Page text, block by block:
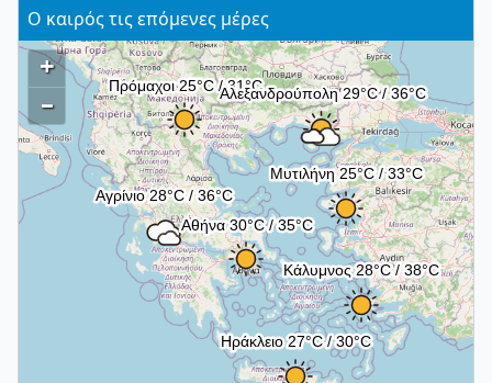
Ο καιρός τις επόμενες μέρες
+
–